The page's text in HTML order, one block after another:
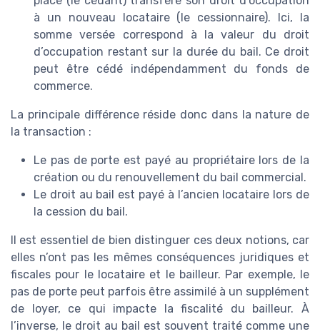
à un nouveau locataire (le cessionnaire). Ici, la
somme versée correspond à la valeur du droit
d’occupation restant sur la durée du bail. Ce droit
peut être cédé indépendamment du fonds de
commerce.
La principale différence réside donc dans la nature de
la transaction :
Le pas de porte est payé au propriétaire lors de la
création ou du renouvellement du bail commercial.
Le droit au bail est payé à l’ancien locataire lors de
la cession du bail.
Il est essentiel de bien distinguer ces deux notions, car
elles n’ont pas les mêmes conséquences juridiques et
fiscales pour le locataire et le bailleur. Par exemple, le
pas de porte peut parfois être assimilé à un supplément
de loyer, ce qui impacte la fiscalité du bailleur. À
l’inverse, le droit au bail est souvent traité comme une